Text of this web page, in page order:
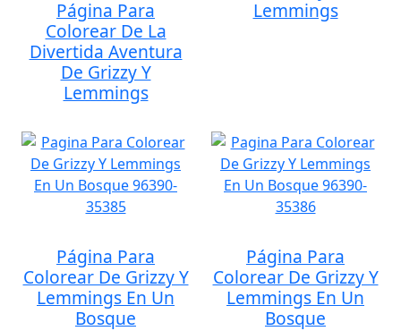
Página Para
Colorear De La
Divertida Aventura
De Grizzy Y
Lemmings
Lemmings
Página Para
Colorear De Grizzy Y
Lemmings En Un
Bosque
Página Para
Colorear De Grizzy Y
Lemmings En Un
Bosque